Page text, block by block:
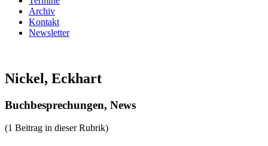
Archiv
Kontakt
Newsletter
Nickel, Eckhart
Buchbesprechungen, News
(1 Beitrag in dieser Rubrik)